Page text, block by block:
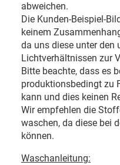
abweichen.
Die Kunden-Beispiel-
keinem
da uns diese unter den
Lichtverhältnissen zur
Bitte beachte, dass es
produktionsbedingt zu
kann und dies keinen
Wir empfehlen die
waschen, da diese bei
können.
Waschanleitung: